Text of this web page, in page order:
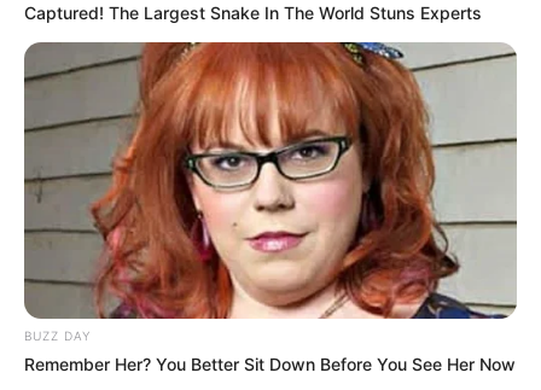
Captured! The Largest Snake In The World Stuns Experts
BUZZ DAY
Remember Her? You Better Sit Down Before You See Her Now